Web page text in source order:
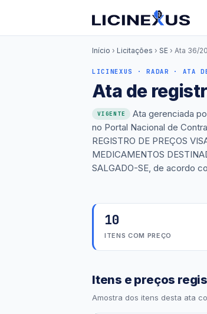
Início › Licitações › SE › Ata 36/
LICINEXUS · RADAR · ATA
Ata de
VIGENTE
Ata gerenciada
no Portal Nacional de
REGISTRO DE PREÇOS
MEDICAMENTOS
SALGADO-SE, de acordo
10
ITENS COM PREÇO
Itens e preços
Amostra dos itens desta ata